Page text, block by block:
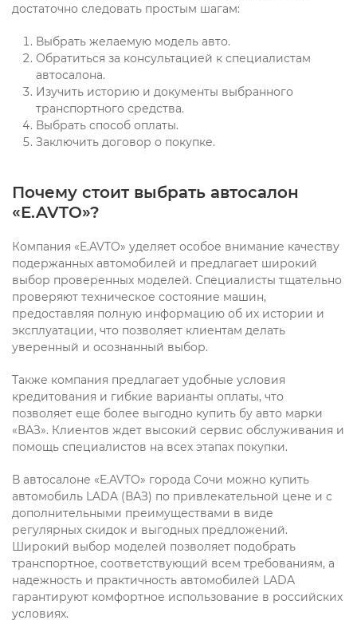
достаточно следовать простым шагам:
Выбрать желаемую модель авто.
Обратиться за консультацией к специалистам
автосалона.
Изучить историю и документы выбранного
транспортного средства.
Выбрать способ оплаты.
Заключить договор о покупке.
Почему стоит выбрать автосалон
«E.AVTO»?
Компания «E.AVTO» уделяет особое внимание качеству
подержанных автомобилей и предлагает широкий
выбор проверенных моделей. Специалисты тщательно
проверяют техническое состояние машин,
предоставляя полную информацию об их истории и
эксплуатации, что позволяет клиентам делать
уверенный и осознанный выбор.
Также компания предлагает удобные условия
кредитования и гибкие варианты оплаты, что
позволяет еще более выгодно купить бу авто марки
«ВАЗ». Клиентов ждет высокий сервис обслуживания и
помощь специалистов на всех этапах покупки.
В автосалоне «E.AVTO» города Сочи можно купить
автомобиль LADA (ВАЗ) по привлекательной цене и с
дополнительными преимуществами в виде
регулярных скидок и выгодных предложений.
Широкий выбор моделей позволяет подобрать
транспортное, соответствующий всем требованиям, а
надежность и практичность автомобилей LADA
гарантируют комфортное использование в российских
условиях.